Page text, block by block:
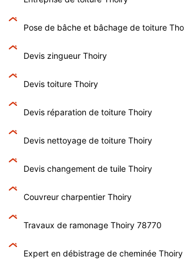
Pose de bâche et bâchage de toiture
Devis zingueur Thoiry
Devis toiture Thoiry
Devis réparation de toiture Thoiry
Devis nettoyage de toiture Thoiry
Devis changement de tuile Thoiry
Couvreur charpentier Thoiry
Travaux de ramonage Thoiry 78770
Expert en débistrage de cheminée